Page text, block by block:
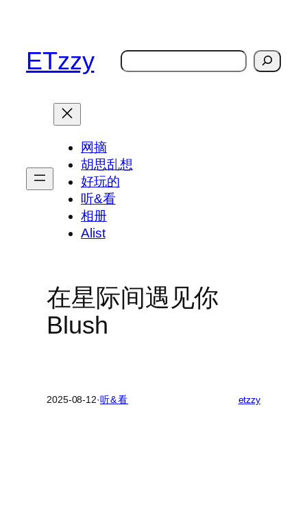
ETzzy
搜
网摘
胡思乱想
好玩的
听&看
相册
Alist
在星际间遇见你
Blush
2025-08-12·听&看 etzzy